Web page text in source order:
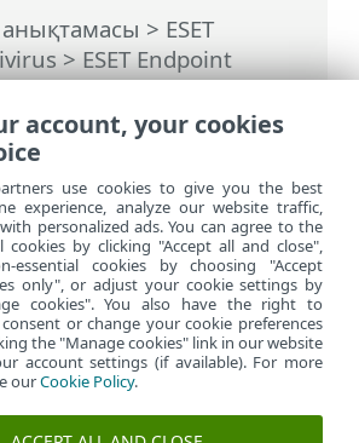
анықтамасы > ESET
>ESET Endpoint
>Компьютерді
Компьютерді сканерлеу
сайтты қарау
account, your cookies
use cookies to give you the best
experience, analyze our website traffic,
personalized ads. You can agree to the
cookies by clicking "Accept all and close",
essential cookies by choosing "Accept
only", or adjust your cookie settings by
cookies". You also have the right to
or change your cookie preferences
the "Manage cookies" link in our website
account settings (if available). For more
ourCookie Policy.